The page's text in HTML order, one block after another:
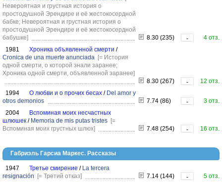
Невероятная и грустная история о
простодушной Эрендире и её жестокосердной
бабке; Невероятная и грустная история о
простодушной Эрендире и её жестокосердной
бабушке]
8.30 (235) -
4 отз.
1981
Хроника объявленной смерти /
Cronica de una muerte anunciada [= История
одной смерти, о которой знали заранее;
Хроника одной смерти, объявленной заранее]
8.30 (267)
-
12 отз.
1994
О любви и о прочих бесах / Del amor y
otros demonios
7.74 (86) -
3 отз.
2004
Вспоминая моих несчастных
шлюшек / Memoria de mis putas tristes [=
Вспоминая моих грустных шлюх]
7.48 (254) - 16 отз.
Габриэль Гарсиа Маркес. Рассказы
1947 Третье смирение / La tercera
resignación
[= Третий отказ] 7.14 (144) -
5 отз.